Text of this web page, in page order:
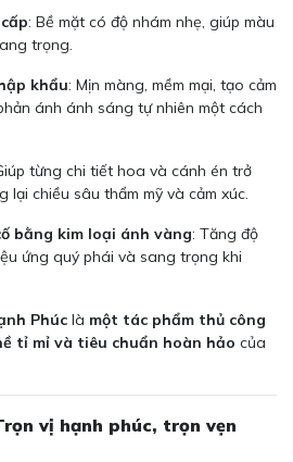
: Bề mặt có độ nhám nhẹ, giúp màu
trọng.
khẩu: Mịn màng, mềm mại, tạo cảm
ánh ánh sáng tự nhiên một cách
từng chi tiết hoa và cánh én trở
lại chiều sâu thẩm mỹ và cảm xúc.
bằng kim loại ánh vàng: Tăng độ
ứng quý phái và sang trọng khi
Phúc là một tác phẩm thủ công
tỉ mỉ và tiêu chuẩn hoàn hảo của
vị hạnh phúc, trọn vẹn